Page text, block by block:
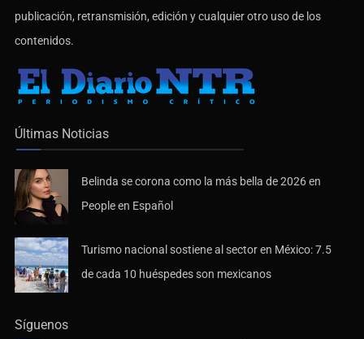
publicación, retransmisión, edición y cualquier otro uso de los
contenidos.
Últimas Noticias
Belinda se corona como la más bella de 2026 en
People en Español
Turismo nacional sostiene al sector en México: 7.5
de cada 10 huéspedes son mexicanos
Síguenos